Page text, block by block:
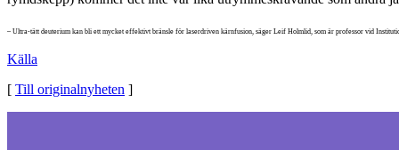
– Ultra-tätt deuterium kan bli ett mycket effektivt bränsle för laserdriven kärnfusion, säger Leif Holmlid, som är professor vid
Källa
[ Till originalnyheten ]